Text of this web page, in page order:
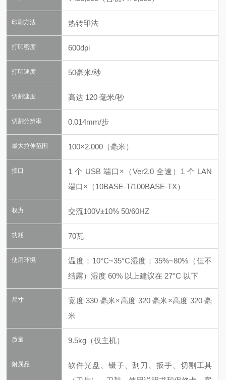
印刷方法 热转印法
打印密度 600dpi
打印速度 50毫米/秒
切割速度 高达 120 毫米/秒
切割分辨率 0.014mm/步
最大拉伸范围 100×2,000（毫米）
接口
1 个 USB 端口×（Ver2.0 全速）1 个 LAN
端口×（10BASE-T/100BASE-TX）
权力 交流100V±10% 50/60HZ
功耗 70瓦
使用环境 温度：10°C~35°C湿度：35%~80%（但不
结露）湿度 60% 以上建议在 27°C 以下
尺寸
宽度 330 毫米×高度 320 毫米×高度 320 毫
米
质量 9.5kg（仅主机）
附属品
软件光盘、镊子、刮刀、扳手、切割工具